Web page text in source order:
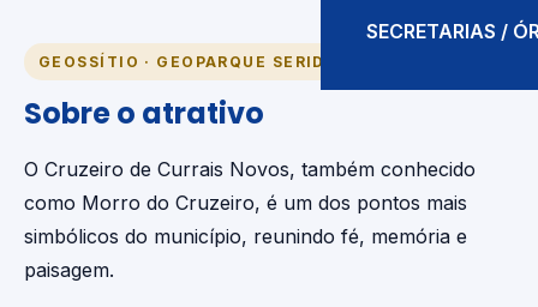
SECRETARIAS /
GEOSSÍTIO · GEOPARQUE SERIDÓ
Sobre o atrativo
O Cruzeiro de Currais Novos, também conhecido
como Morro do Cruzeiro, é um dos pontos mais
simbólicos do município, reunindo fé, memória e
paisagem.